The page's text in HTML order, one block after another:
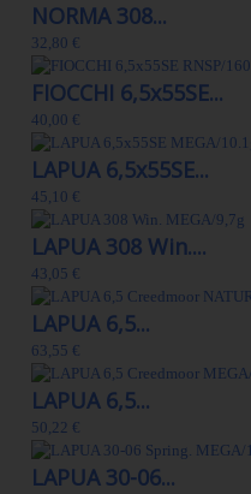
NORMA 308...
32,80 €
FIOCCHI 6,5x55SE...
40,00 €
LAPUA 6,5x55SE...
45,10 €
LAPUA 308 Win....
43,05 €
LAPUA 6,5...
63,55 €
LAPUA 6,5...
50,22 €
LAPUA 30-06...